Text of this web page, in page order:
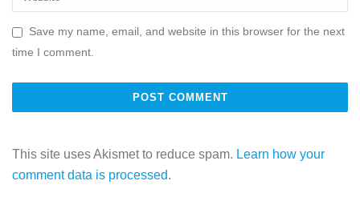
Save my name, email, and website in this browser for the next
time I comment.
This site uses Akismet to reduce spam. Learn how your
comment data is processed.